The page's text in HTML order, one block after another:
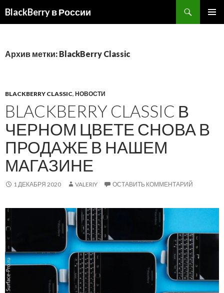
BlackBerry в России
Архив метки: BlackBerry Classic
BLACKBERRY CLASSIC, НОВОСТИ
BLACKBERRY CLASSIC В
ЧЕРНОМ ЦВЕТЕ СНОВА В
ПРОДАЖЕ В НАШЕМ
МАГАЗИНЕ
1 ДЕКАБРЯ 2020 VALERIY ОСТАВИТЬ КОММЕНТАРИЙ